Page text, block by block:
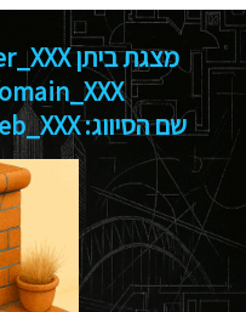
מצגת ביתן XXX_webiste_number_XXX
שם הסיווג: XXX_website_title_heb_XXX